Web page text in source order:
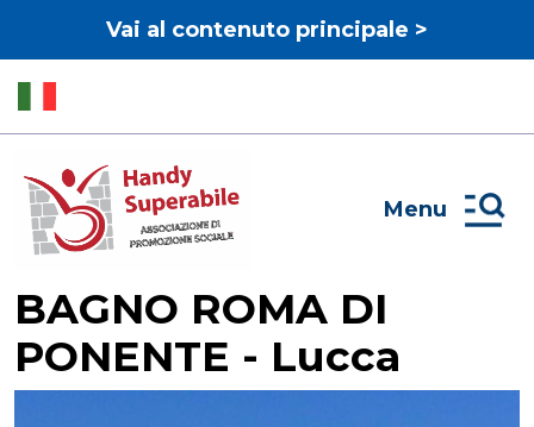
Vai al contenuto principale >
Menu
BAGNO ROMA DI
PONENTE - Lucca